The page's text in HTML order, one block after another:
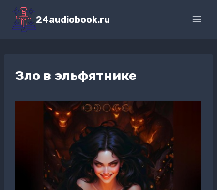
Перейти
содержимому
24audiobook.ru
Зло в эльфятнике